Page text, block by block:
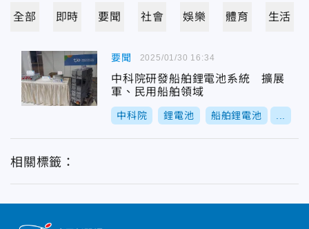
全部 即時 要聞 社會 娛樂 體育 生活
要聞
中科院研發船舶鋰電池系統 擴展
軍、民用船舶領域
中科院 鋰電池 船舶鋰電池
2025/01/30 16:34
相關標籤：